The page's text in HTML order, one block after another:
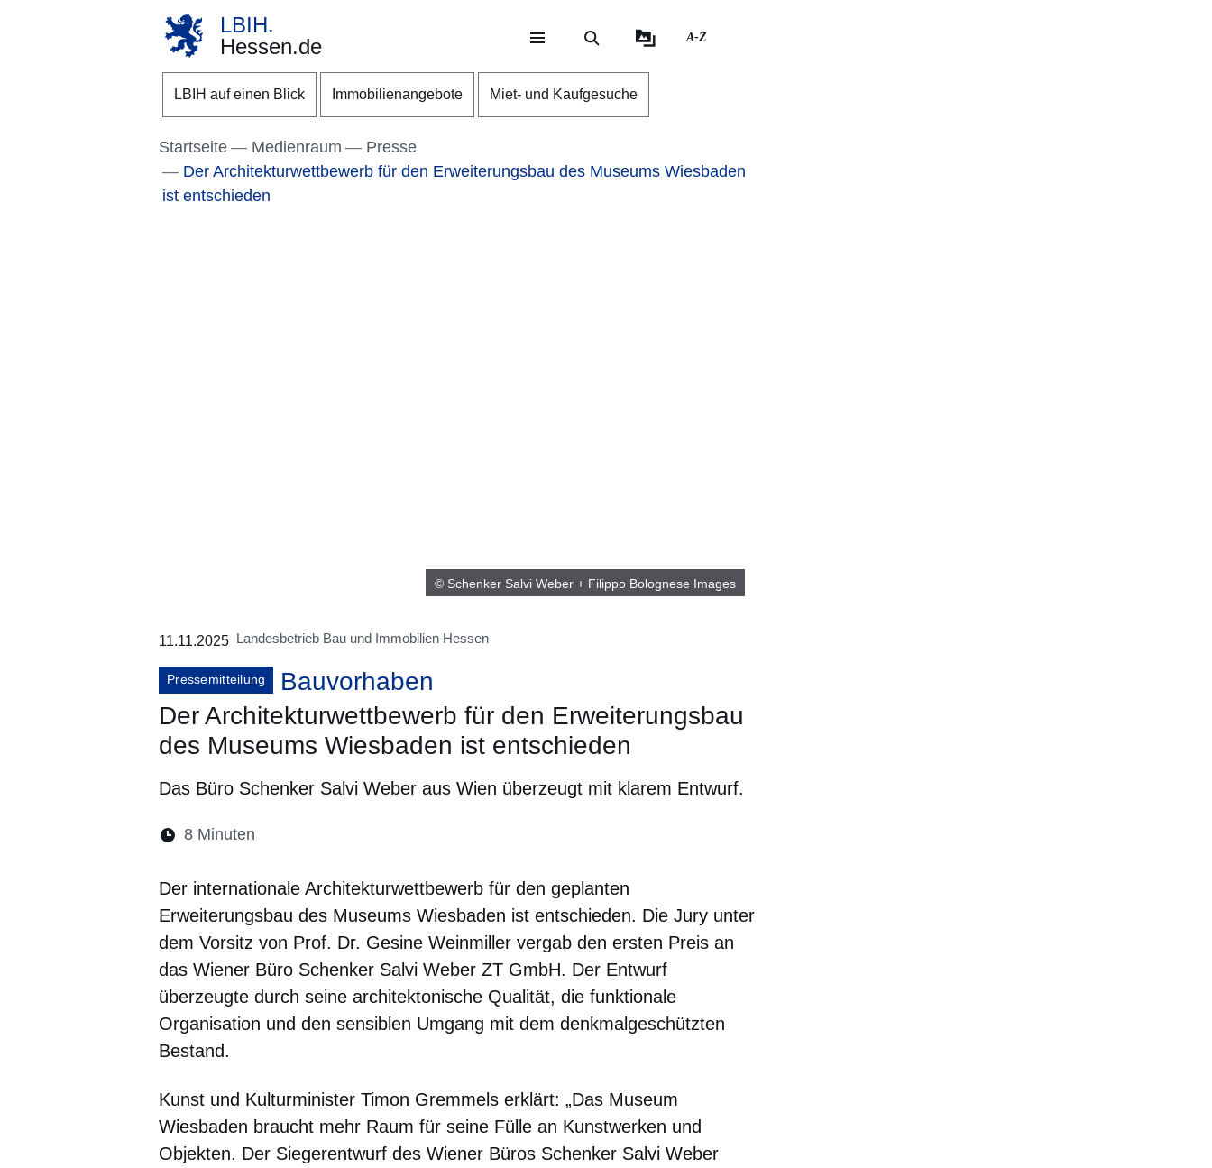
Direkt zum Kopf der Seite
Direkt zum Inhalt
Direkt zum Fuß der Seite
LBIH.
Hessen.de
A-Z
LBIH auf einen Blick Immobilienangebote Miet- und Kaufgesuche
Startseite Medienraum
Presse
Der Architekturwettbewerb für den Erweiterungsbau des Museums Wiesbaden
ist entschieden
© Schenker Salvi Weber + Filippo Bolognese Images
11.11.2025 Landesbetrieb Bau und Immobilien Hessen
Pressemitteilung
Bauvorhaben
Der Architekturwettbewerb für den Erweiterungsbau
des Museums Wiesbaden ist entschieden
Das Büro Schenker Salvi Weber aus Wien überzeugt mit klarem Entwurf.
Lesedauer:
8 Minuten
Der internationale Architekturwettbewerb für den geplanten
Erweiterungsbau des Museums Wiesbaden ist entschieden. Die Jury unter
dem Vorsitz von Prof. Dr. Gesine Weinmiller vergab den ersten Preis an
das Wiener Büro Schenker Salvi Weber ZT GmbH. Der Entwurf
überzeugte durch seine architektonische Qualität, die funktionale
Organisation und den sensiblen Umgang mit dem denkmalgeschützten
Bestand.
Kunst und Kulturminister Timon Gremmels erklärt: „Das Museum
Wiesbaden braucht mehr Raum für seine Fülle an Kunstwerken und
Objekten. Der Siegerentwurf des Wiener Büros Schenker Salvi Weber